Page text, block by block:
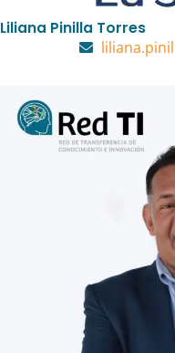
Liliana Pinilla Torres